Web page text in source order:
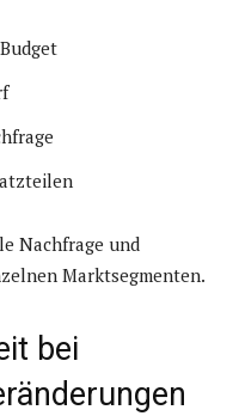
Nachfrage und
Marktsegmenten.
bei